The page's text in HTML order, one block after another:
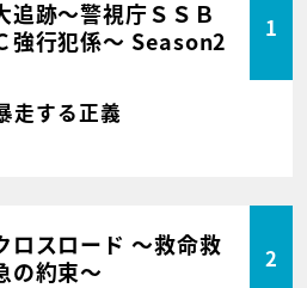
追跡～警視庁ＳＳＢ
強行犯係～ Season2
1
する正義
ロスロード ～救命救
の約束～
2